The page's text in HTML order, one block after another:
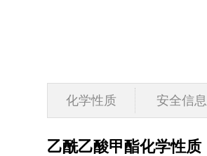
化学性质 安全信息
乙酰乙酸甲酯化学性质